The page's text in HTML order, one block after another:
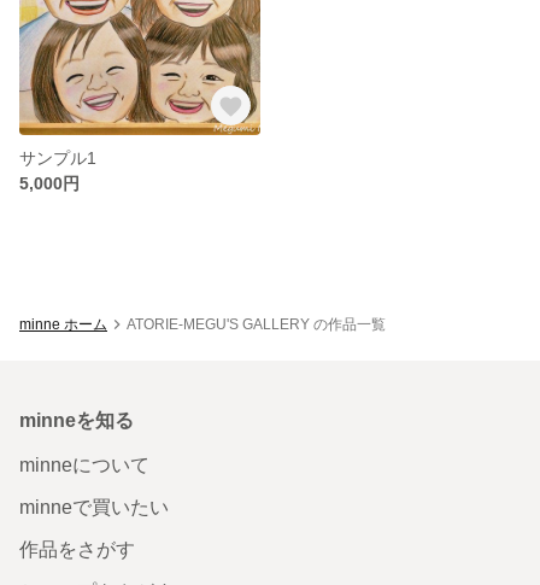
サンプル1
5,000円
minne ホーム ATORIE-MEGU'S GALLERY の作品一覧
minneを知る
minneについて
minneで買いたい
作品をさがす